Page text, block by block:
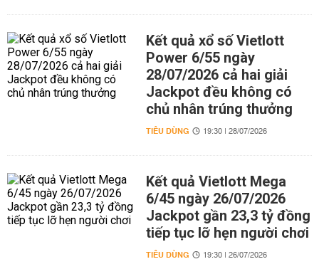
Kết quả xổ số Vietlott
Power 6/55 ngày
28/07/2026 cả hai giải
Jackpot đều không có
chủ nhân trúng thưởng
TIÊU DÙNG 19:30 | 28/07/2026
Kết quả Vietlott Mega
6/45 ngày 26/07/2026
Jackpot gần 23,3 tỷ đồng
tiếp tục lỡ hẹn người chơi
TIÊU DÙNG 19:30 | 26/07/2026